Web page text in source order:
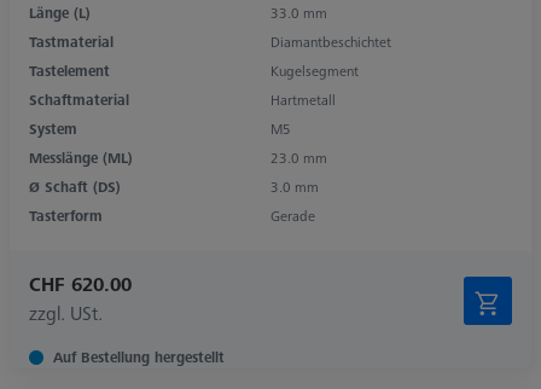
Länge (L)
33.0 mm
Tastmaterial
Diamantbeschichtet
Tastelement
Kugelsegment
Schaftmaterial
Hartmetall
System
M5
Messlänge (ML)
23.0 mm
Ø Schaft (DS)
3.0 mm
Tasterform
Gerade
CHF 620.00
zzgl. USt.
Auf Bestellung hergestellt